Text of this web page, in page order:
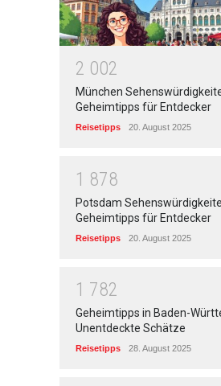
2 002
München
Geheimtipps für Entdecker
Reisetipps 20. August 2025
1 878
Potsdam
Geheimtipps für Entdecker
Reisetipps 20. August 2025
1 782
Geheimtipps in Baden-
Unentdeckte Schätze
Reisetipps 28. August 2025